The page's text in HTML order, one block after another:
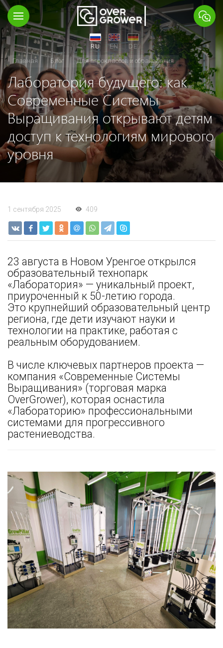
RU EN
DE
Главная
Блог Для агроклассов и образования
Лаборатория будущего: как
Современные Системы
Выращивания открывают детям
доступ к технологиям мирового
уровня
1 сентября 2025 409
23 августа в Новом Уренгое открылся
образовательный технопарк
«Лаборатория» — уникальный проект,
приуроченный к 50-летию города.
Это крупнейший образовательный центр
региона, где дети изучают науки и
технологии на практике, работая с
реальным оборудованием.
В числе ключевых партнеров проекта —
компания «Современные Системы
Выращивания» (торговая марка
OverGrower), которая оснастила
«Лабораторию» профессиональными
системами для прогрессивного
растениеводства.